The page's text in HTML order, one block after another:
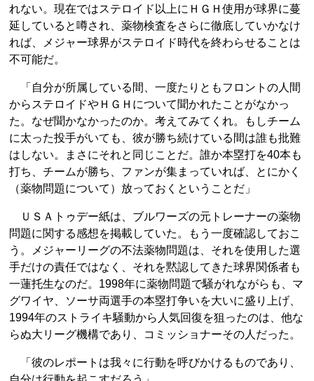
れない。現在ではステロイド以上にＨＧＨ使用が球界に蔓
延していると噂され、薬物検査をさらに徹底していかなけ
れば、メジャー球界がステロイド時代を終わらせることは
不可能だ。
「自分が所属している間、一度たりともフロントの人間
からステロイドやＨＧＨについて聞かれたことがなかっ
た。なぜ聞かなかったのか。考えてみてくれ。もしチーム
に太った投手がいても、彼が勝ち続けている間は誰も批難
はしない。まさにそれと同じことだ。誰か本塁打を40本も
打ち、チームが勝ち、ファンが集まっていれば、とにかく
（薬物問題について）放っておくということだ」
ＵＳＡトゥデー紙は、ブルワーズの元トレーナーの薬物
問題に関する感想を掲載していた。もう一度確認しておこ
う。メジャーリーグの不法薬物問題は、それを使用した選
手だけの責任ではなく、それを黙認してきた球界関係者も
一蓮托生なのだ。1998年に薬物問題で騒がれながらも、マ
グワイヤ、ソーサ両選手の本塁打争いを大いに盛り上げ、
1994年のストライキ騒動から人気回復を狙ったのは、他な
らぬ大リーグ機構であり、コミッショナーその人だった。
「彼のレポートは我々に行動を呼びかけるものであり、